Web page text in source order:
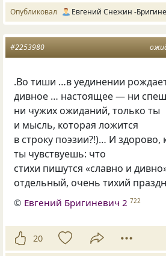
Опубликовал Евгений Снежин -
#2253980
.Во тиши …в уединении
дивное … настоящее — ни
ни чужих ожиданий, только ты
и мысль, которая ложится
в строку поэзии?!)… И здорово,
ты чувствуешь: что
стихи пишутся «славно и
отдельный, очень тихий
© Евгений Бригиневич 2 722
20